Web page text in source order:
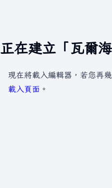
正在建立「瓦爾
現在將載入編輯器，若您再
載入頁面 。